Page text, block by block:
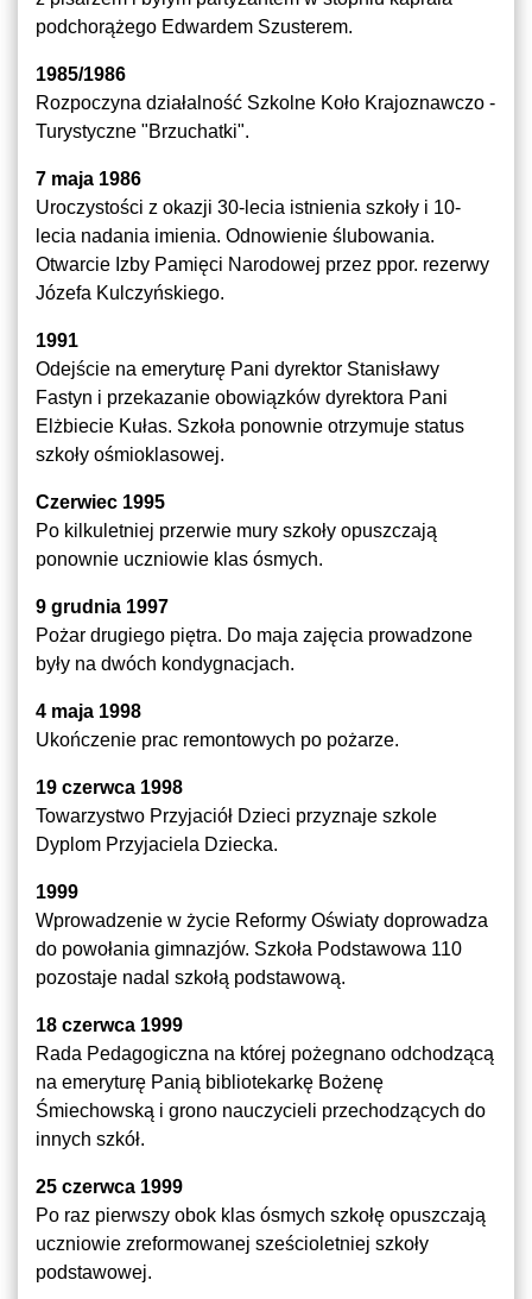
podchorążego Edwardem Szusterem.
1985/1986
Rozpoczyna działalność Szkolne Koło Krajoznawczo -
Turystyczne "Brzuchatki".
7 maja 1986
Uroczystości z okazji 30-lecia istnienia szkoły i 10-
lecia nadania imienia. Odnowienie ślubowania.
Otwarcie Izby Pamięci Narodowej przez ppor. rezerwy
Józefa Kulczyńskiego.
1991
Odejście na emeryturę Pani dyrektor Stanisławy
Fastyn i przekazanie obowiązków dyrektora Pani
Elżbiecie Kułas. Szkoła ponownie otrzymuje status
szkoły ośmioklasowej.
Czerwiec 1995
Po kilkuletniej przerwie mury szkoły opuszczają
ponownie uczniowie klas ósmych.
9 grudnia 1997
Pożar drugiego piętra. Do maja zajęcia prowadzone
były na dwóch kondygnacjach.
4 maja 1998
Ukończenie prac remontowych po pożarze.
19 czerwca 1998
Towarzystwo Przyjaciół Dzieci przyznaje szkole
Dyplom Przyjaciela Dziecka.
1999
Wprowadzenie w życie Reformy Oświaty doprowadza
do powołania gimnazjów. Szkoła Podstawowa 110
pozostaje nadal szkołą podstawową.
18 czerwca 1999
Rada Pedagogiczna na której pożegnano odchodzącą
na emeryturę Panią bibliotekarkę Bożenę
Śmiechowską i grono nauczycieli przechodzących do
innych szkół.
25 czerwca 1999
Po raz pierwszy obok klas ósmych szkołę opuszczają
uczniowie zreformowanej sześcioletniej szkoły
podstawowej.